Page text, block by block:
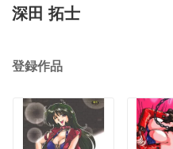
深田 拓士
登録作品